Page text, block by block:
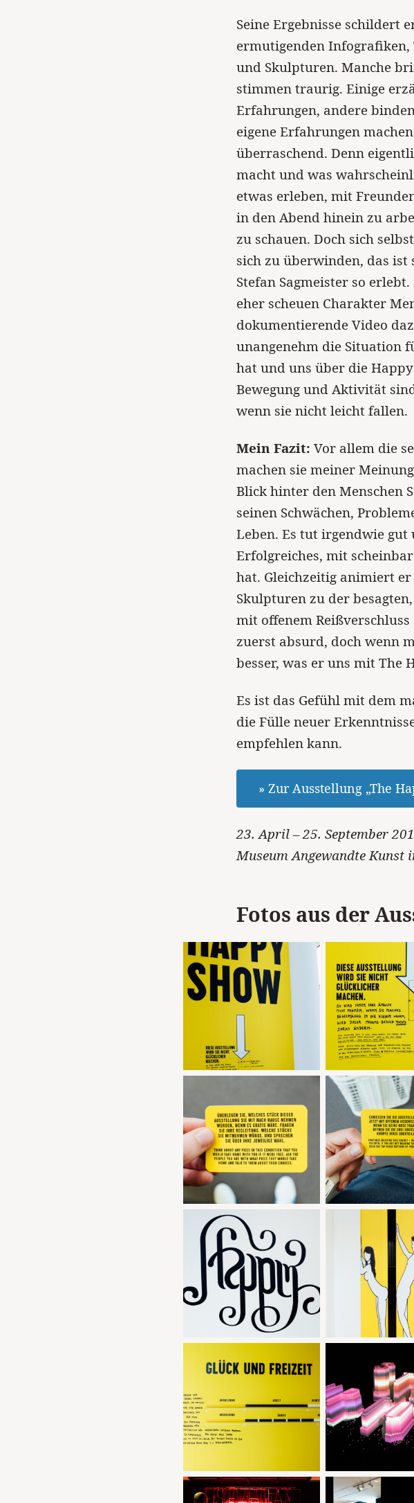
Seine Ergebnisse schildert
ermutigenden
und Skulpturen. Manche
stimmen traurig. Einige
Erfahrungen, andere
eigene Erfahrungen
überraschend. Denn
macht und was
etwas erleben, mit
in den Abend hinein zu
zu schauen. Doch sich
sich zu überwinden, das ist
Stefan Sagmeister so
eher scheuen Charakter
dokumentierende Video
unangenehm die Situation
hat und uns über die
Bewegung und Aktivität
wenn sie nicht leicht fallen.
Mein Fazit: Vor allem die
machen sie meiner
Blick hinter den Menschen
seinen Schwächen,
Leben. Es tut irgendwie gut
Erfolgreiches, mit
hat. Gleichzeitig animiert
Skulpturen zu der
mit offenem
zuerst absurd, doch wenn
besser, was er uns mit The
Es ist das Gefühl mit dem
die Fülle neuer
empfehlen kann.
» Zur Ausstellung „The
23. April – 25. September
Museum Angewandte
Fotos aus der